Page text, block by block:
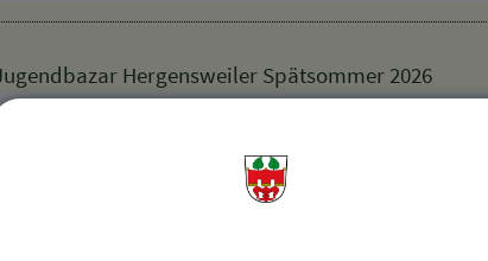
Hergensweiler Spätsommer 2026